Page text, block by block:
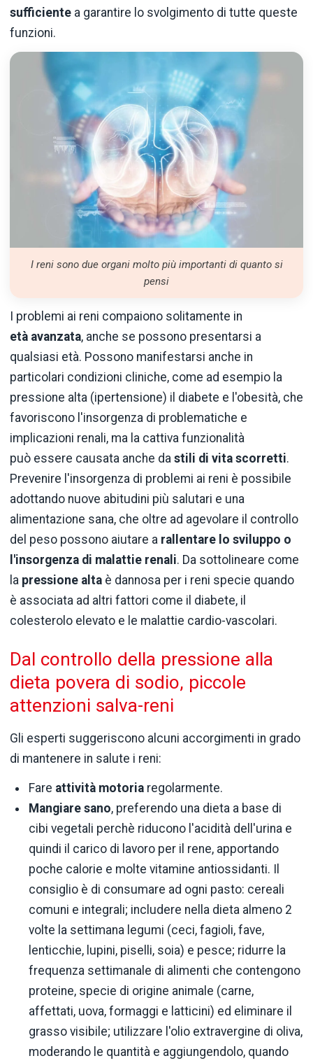
sufficiente a garantire lo svolgimento di tutte queste
funzioni.
I reni sono due organi molto più importanti di quanto si
pensi
I problemi ai reni compaiono solitamente in
età avanzata, anche se possono presentarsi a
qualsiasi età. Possono manifestarsi anche in
particolari condizioni cliniche, come ad esempio la
pressione alta (ipertensione) il diabete e l'obesità, che
favoriscono l'insorgenza di problematiche e
implicazioni renali, ma la cattiva funzionalità
può essere causata anche da stili di vita scorretti.
Prevenire l'insorgenza di problemi ai reni è possibile
adottando nuove abitudini più salutari e una
alimentazione sana, che oltre ad agevolare il controllo
del peso possono aiutare a rallentare lo sviluppo o
l'insorgenza di malattie renali. Da sottolineare come
la pressione alta è dannosa per i reni specie quando
è associata ad altri fattori come il diabete, il
colesterolo elevato e le malattie cardio-vascolari.
Dal controllo della pressione alla
dieta povera di sodio, piccole
attenzioni salva-reni
Gli esperti suggeriscono alcuni accorgimenti in grado
di mantenere in salute i reni:
Fare attività motoria regolarmente.
Mangiare sano, preferendo una dieta a base di
cibi vegetali perchè riducono l'acidità dell'urina e
quindi il carico di lavoro per il rene, apportando
poche calorie e molte vitamine antiossidanti. Il
consiglio è di consumare ad ogni pasto: cereali
comuni e integrali; includere nella dieta almeno 2
volte la settimana legumi (ceci, fagioli, fave,
lenticchie, lupini, piselli, soia) e pesce; ridurre la
frequenza settimanale di alimenti che contengono
proteine, specie di origine animale (carne,
affettati, uova, formaggi e latticini) ed eliminare il
grasso visibile; utilizzare l'olio extravergine di oliva,
moderando le quantità e aggiungendolo, quando